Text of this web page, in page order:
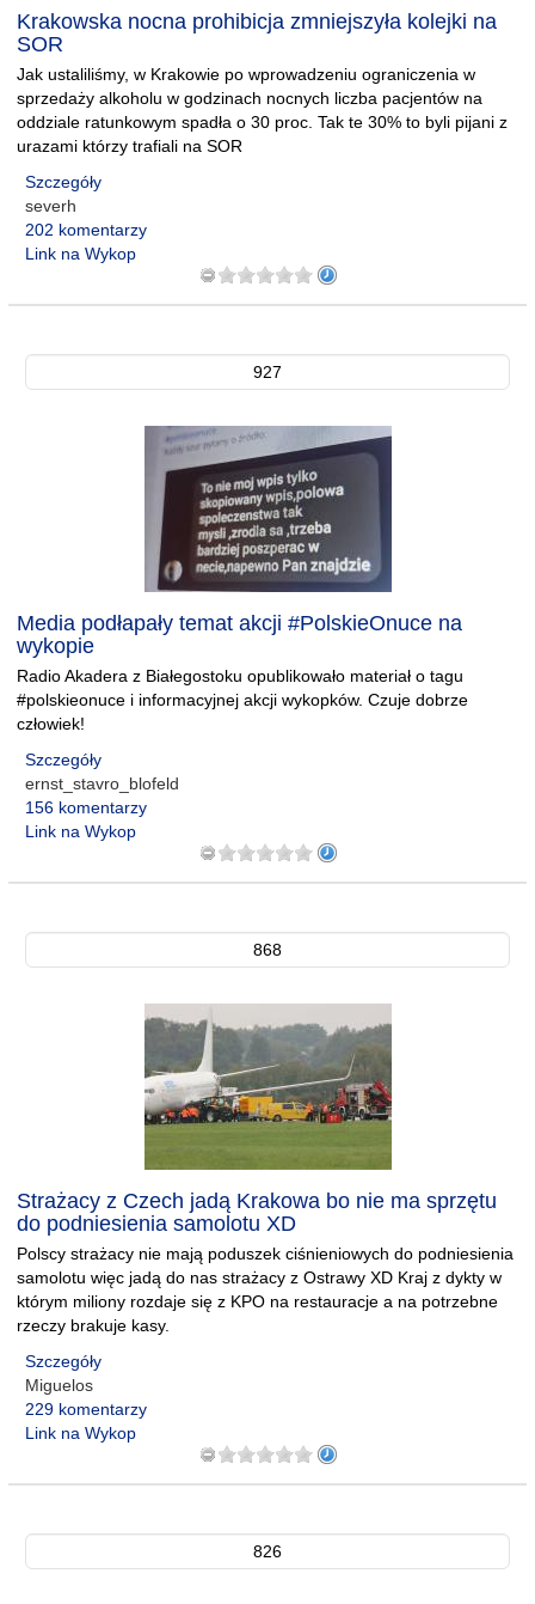
Krakowska nocna prohibicja zmniejszyła kolejki na
SOR
Jak ustaliliśmy, w Krakowie po wprowadzeniu ograniczenia w
sprzedaży alkoholu w godzinach nocnych liczba pacjentów na
oddziale ratunkowym spadła o 30 proc. Tak te 30% to byli pijani z
urazami którzy trafiali na SOR
Szczegóły
severh
202 komentarzy
Link na Wykop
927
Media podłapały temat akcji #PolskieOnuce na
wykopie
Radio Akadera z Białegostoku opublikowało materiał o tagu
#polskieonuce i informacyjnej akcji wykopków. Czuje dobrze
człowiek!
Szczegóły
ernst_stavro_blofeld
156 komentarzy
Link na Wykop
868
Strażacy z Czech jadą Krakowa bo nie ma sprzętu
do podniesienia samolotu XD
Polscy strażacy nie mają poduszek ciśnieniowych do podniesienia
samolotu więc jadą do nas strażacy z Ostrawy XD Kraj z dykty w
którym miliony rozdaje się z KPO na restauracje a na potrzebne
rzeczy brakuje kasy.
Szczegóły
Miguelos
229 komentarzy
Link na Wykop
826